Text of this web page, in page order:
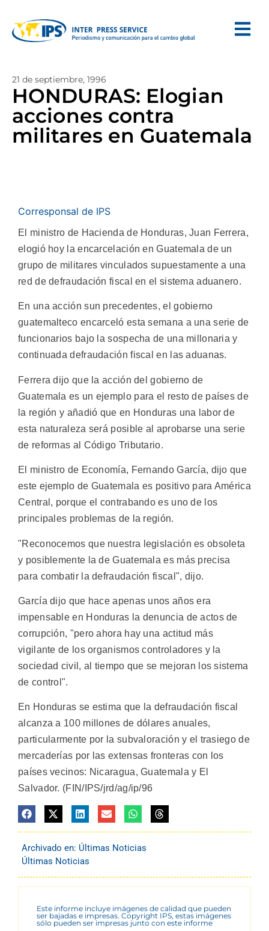
21 de septiembre, 1996
HONDURAS: Elogian
acciones contra
militares en Guatemala
Corresponsal de IPS
El ministro de Hacienda de Honduras, Juan Ferrera,
elogió hoy la encarcelación en Guatemala de un
grupo de militares vinculados supuestamente a una
red de defraudación fiscal en el sistema aduanero.
En una acción sun precedentes, el gobierno
guatemalteco encarceló esta semana a una serie de
funcionarios bajo la sospecha de una millonaria y
continuada defraudación fiscal en las aduanas.
Ferrera dijo que la acción del gobierno de
Guatemala es un ejemplo para el resto de países de
la región y añadió que en Honduras una labor de
esta naturaleza será posible al aprobarse una serie
de reformas al Código Tributario.
El ministro de Economía, Fernando García, dijo que
este ejemplo de Guatemala es positivo para América
Central, porque el contrabando es uno de los
principales problemas de la región.
"Reconocemos que nuestra legislación es obsoleta
y posiblemente la de Guatemala es más precisa
para combatir la defraudación fiscal", dijo.
García dijo que hace apenas unos años era
impensable en Honduras la denuncia de actos de
corrupción, "pero ahora hay una actitud más
vigilante de los organismos controladores y la
sociedad civil, al tiempo que se mejoran los sistema
de control".
En Honduras se estima que la defraudación fiscal
alcanza a 100 millones de dólares anuales,
particularmente por la subvaloración y el trasiego de
mercaderías por las extensas fronteras con los
países vecinos: Nicaragua, Guatemala y El
Salvador. (FIN/IPS/jrd/ag/ip/96
Archivado en: Últimas Noticias
Últimas Noticias
Este informe incluye imágenes de calidad que pueden
ser bajadas e impresas. Copyright IPS, estas imágenes
sólo pueden ser impresas junto con este informe